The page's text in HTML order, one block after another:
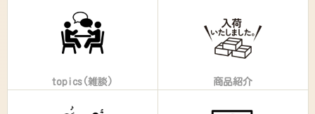
topics(雑談) 商品紹介